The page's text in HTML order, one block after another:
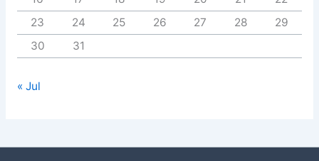
23
24 25 26 27 28
29
30
31
« Jul